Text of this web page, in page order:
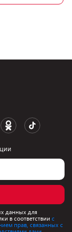
данных для
в соответствии с
прав, связанных с